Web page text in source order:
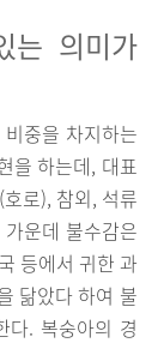
는 의미가
중을 차지하는
을 하는데, 대표
로), 참외, 석류
운데 불수감은
등에서 귀한 과
닮았다 하여 불
다. 복숭아의 경